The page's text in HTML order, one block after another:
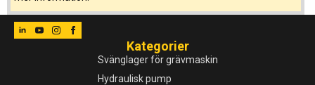
Kategorier
Svänglager för grävmaskin
Hydraulisk pump